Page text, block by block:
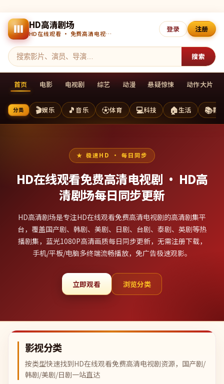
HD高清剧场
HD在线观看 · 免费高清电视剧 · 每日更新
搜索
登录 注册
首页 电影 电视剧 综艺 动漫 悬疑惊悚 动作大片
分类 🎬娱乐 🎵音乐 ⚽体育 💻科技 🏠生活 📚教
极速HD · 每日同步
HD在线观看免费高清电视剧 · HD高
清剧场每日同步更新
HD高清剧场是专注HD在线观看免费高清电视剧的高清剧集平
台，覆盖国产剧、韩剧、美剧、日剧、台剧、泰剧、英剧等热
播剧集，蓝光1080P高清画质每日同步更新，无需注册下载，
手机/平板/电脑多终端流畅播放，免广告极速观影。
立即观看 浏览分类
影视分类
按类型快速找到HD在线观看免费高清电视剧资源，国产剧/
韩剧/美剧/日剧一站直达